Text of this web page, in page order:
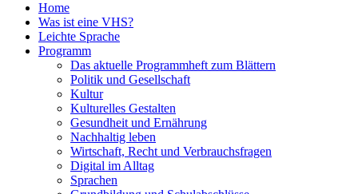
Home
Was ist eine VHS?
Leichte Sprache
Programm
Das aktuelle Programmheft zum Blättern
Politik und Gesellschaft
Kultur
Kulturelles Gestalten
Gesundheit und Ernährung
Nachhaltig leben
Wirtschaft, Recht und Verbrauchsfragen
Digital im Alltag
Sprachen